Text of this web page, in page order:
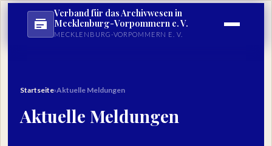
Verband für das Archivwesen in
Mecklenburg-Vorpommern e. V.
MECKLENBURG-VORPOMMERN E. V.
Startseite›Aktuelle Meldungen
Aktuelle Meldungen